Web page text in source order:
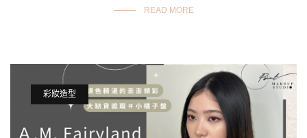
READ MORE
彩妝造型